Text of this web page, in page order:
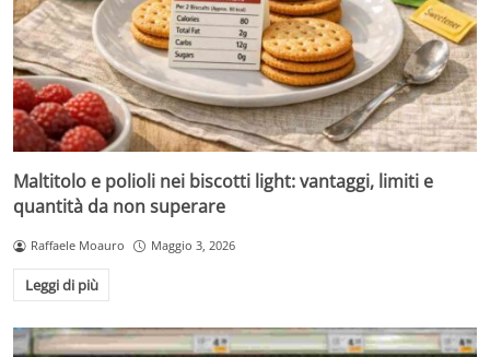
Maltitolo e polioli nei biscotti light: vantaggi, limiti e
quantità da non superare
Raffaele Moauro Maggio 3, 2026
Leggi di più